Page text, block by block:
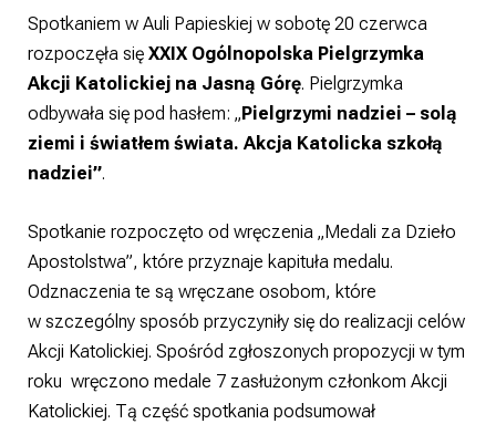
Spotkaniem w Auli Papieskiej w sobotę 20 czerwca
rozpoczęła sięXXIX Ogólnopolska Pielgrzymka
Akcji Katolickiej na Jasną Górę. Pielgrzymka
odbywała się pod hasłem: „Pielgrzymi nadziei – solą
ziemi i światłem świata. Akcja Katolicka szkołą
nadziei”.
Spotkanie rozpoczęto od wręczenia „Medali za Dzieło
Apostolstwa”, które przyznaje kapituła medalu.
Odznaczenia te są wręczane osobom, które
w szczególny sposób przyczyniły się do realizacji celów
Akcji Katolickiej. Spośród zgłoszonych propozycji w tym
roku wręczono medale 7 zasłużonym członkom Akcji
Katolickiej. Tą część spotkania podsumował